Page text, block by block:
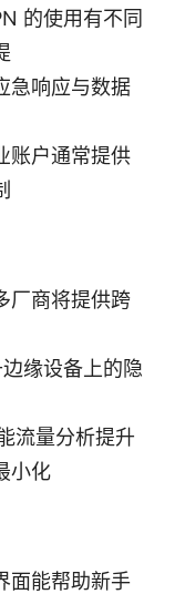
的使用有不同
急响应与数据
账户通常提供
厂商将提供跨
缘设备上的隐
流量分析提升
小化
面能帮助新手